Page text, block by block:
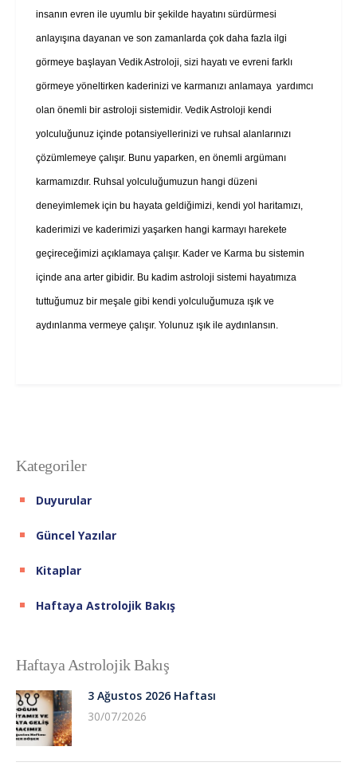
insanın evren ile uyumlu bir şekilde hayatını sürdürmesi
anlayışına dayanan ve son zamanlarda çok daha fazla ilgi
görmeye başlayan Vedik Astroloji, sizi hayatı ve evreni farklı
görmeye yöneltirken kaderinizi ve karmanızı anlamaya yardımcı
olan önemli bir astroloji sistemidir. Vedik Astroloji kendi
yolculuğunuz içinde potansiyellerinizi ve ruhsal alanlarınızı
çözümlemeye çalışır. Bunu yaparken, en önemli argümanı
karmamızdır. Ruhsal yolculuğumuzun hangi düzeni
deneyimlemek için bu hayata geldiğimizi, kendi yol haritamızı,
kaderimizi ve kaderimizi yaşarken hangi karmayı harekete
geçireceğimizi açıklamaya çalışır. Kader ve Karma bu sistemin
içinde ana arter gibidir. Bu kadim astroloji sistemi hayatımıza
tuttuğumuz bir meşale gibi kendi yolculuğumuza ışık ve
aydınlanma vermeye çalışır. Yolunuz ışık ile aydınlansın.
Kategoriler
Duyurular
Güncel Yazılar
Kitaplar
Haftaya Astrolojik Bakış
Haftaya Astrolojik Bakış
3 Ağustos 2026 Haftası
30/07/2026